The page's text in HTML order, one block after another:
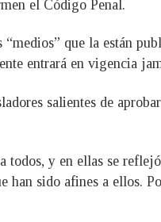
el Código Penal.
que la están
entrará en vigencia
salientes de
y en ellas se
sido afines a ellos.